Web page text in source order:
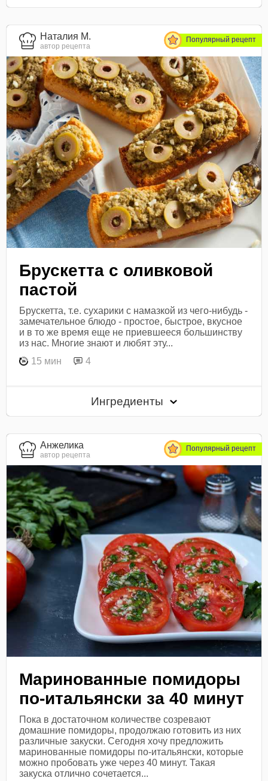
Наталия М.
автор рецепта
Популярный рецепт
Брускетта с оливковой
пастой
Брускетта, т.е. сухарики с намазкой из чего-нибудь -
замечательное блюдо - простое, быстрое, вкусное
и в то же время еще не приевшееся большинству
из нас. Многие знают и любят эту...
15 мин
4
Ингредиенты
Анжелика
автор рецепта
Популярный рецепт
Маринованные помидоры
по-итальянски за 40 минут
Пока в достаточном количестве созревают
домашние помидоры, продолжаю готовить из них
различные закуски. Сегодня хочу предложить
маринованные помидоры по-итальянски, которые
можно пробовать уже через 40 минут. Такая
закуска отлично сочетается...